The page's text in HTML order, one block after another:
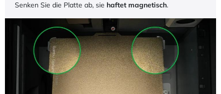
Senken Sie die Platte ab, sie haftet magnetisch.